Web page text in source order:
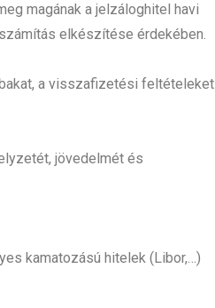
magának a jelzáloghitel havi
elkészítése érdekében.
a visszafizetési feltételeket
jövedelmét és
kamatozású hitelek (Libor,…)